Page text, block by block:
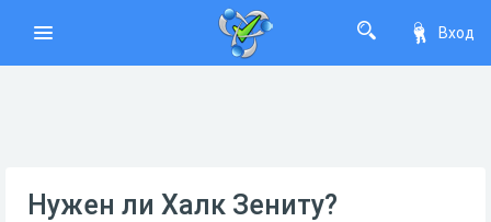
Вход
Нужен ли Халк Зениту?